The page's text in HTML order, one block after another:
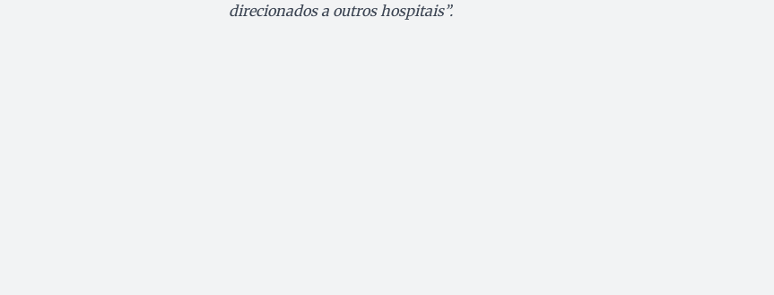
direcionados a outros hospitais”.